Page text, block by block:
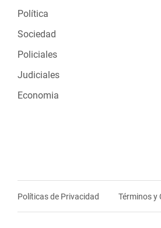
Política
Sociedad
Policiales
Judiciales
Economia
Políticas de Privacidad Términos y